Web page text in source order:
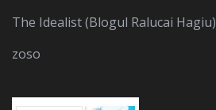
The Idealist (Blogul Ralucai Hagiu)
zoso